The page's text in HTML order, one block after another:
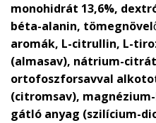
monohidrát 13,6%,
béta-alanin,
aromák, L-citrullin, L-
(almasav), nátrium-
ortofoszforsavval
(citromsav),
gátló anyag (szilícium-